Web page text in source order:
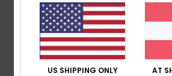
Perfekte GrößeMaterial: 5/5 Farbe: 5
Ich empfehle dieses Produkt
5 /5
US SHIPPING ONLY AT